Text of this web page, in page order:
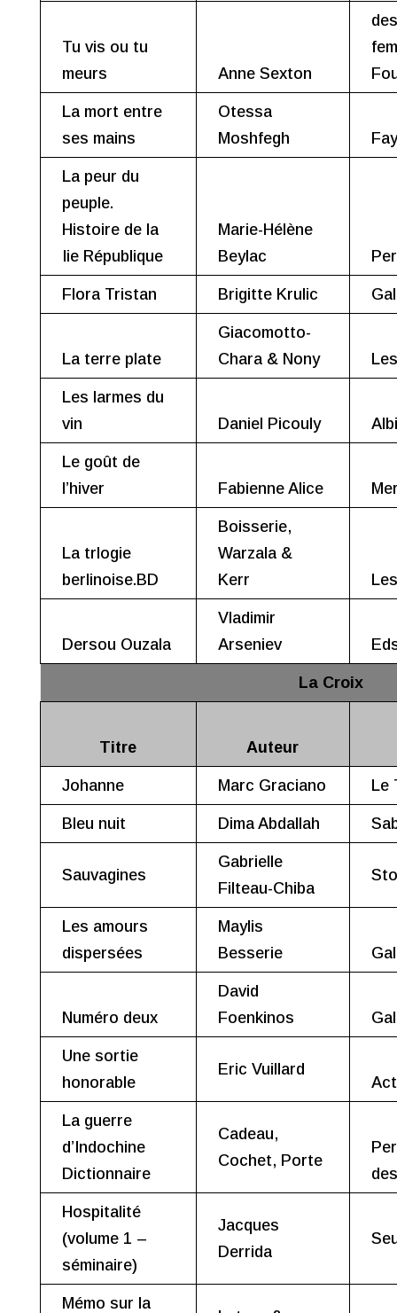
Tu vis ou tu
meurs
Anne Sexton
des
La mort entre
ses mains
Otessa
Moshfegh
La peur du
peuple.
Histoire de la
Iie République
Marie-Hélène
Beylac
Flora Tristan Brigitte Krulic
La terre plate
Giacomotto-
Chara & Nony
Les larmes du
vin
Daniel Picouly
Le goût de
l’hiver
Fabienne Alice
La trlogie
berlinoise.BD
Boisserie,
Warzala &
Kerr
Dersou Ouzala
Vladimir
Arseniev
La Croix
Titre Auteur
Johanne Marc Graciano Le
Bleu nuit Dima Abdallah
Sauvagines
Gabrielle
Filteau-Chiba
Les amours
dispersées
Maylis
Besserie
Numéro deux
David
Foenkinos
Une sortie
honorable
Eric Vuillard
La guerre
d’Indochine
Dictionnaire
Cadeau,
Cochet, Porte
Hospitalité
(volume 1 –
séminaire)
Jacques
Derrida
Mémo sur la